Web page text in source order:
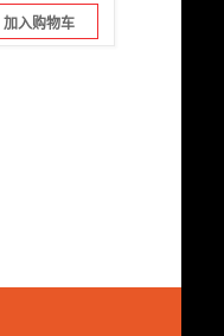
加入购物车